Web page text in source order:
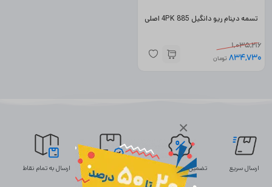
×
تسمه دینام ریو دانگیل 4PK 885 اصلی
1,035,216
834,730 تومان
ارسال سریع تضمین بهترین قیمت ضمانت اصالت ارسال به تمام نقاط